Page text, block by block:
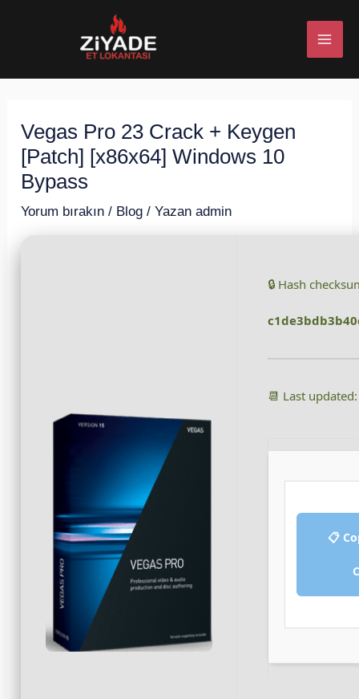
Vegas Pro 23 Crack + Keygen
[Patch] [x86x64] Windows 10
Bypass
Yorum bırakın / Blog / Yazan admin
🔒 Hash
📆 Last
📋